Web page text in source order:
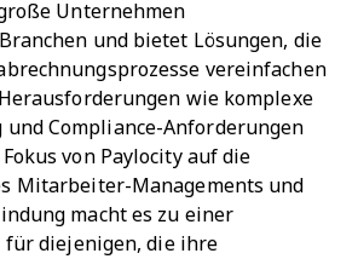
Unternehmen
und bietet Lösungen, die
vereinfachen
wie komplexe
und Compliance-Anforderungen
von Paylocity auf die
Mitarbeiter-Managements und
macht es zu einer
diejenigen, die ihre